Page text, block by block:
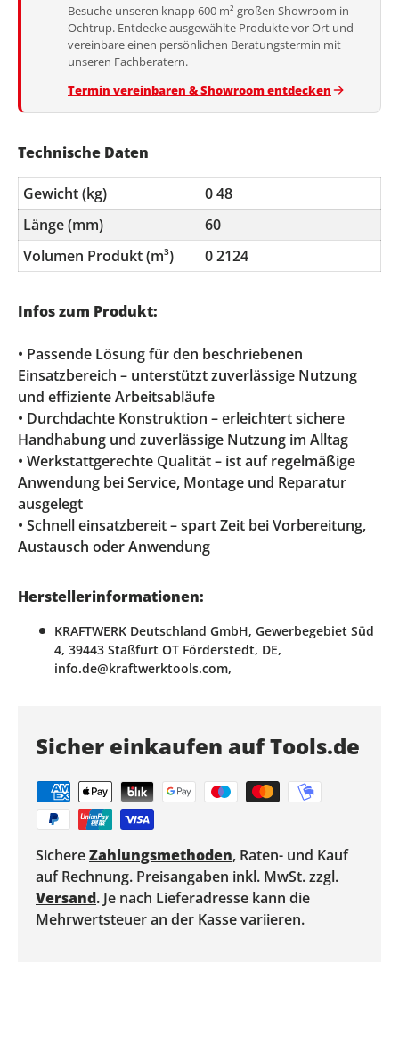
Besuche unseren knapp 600 m² großen Showroom in
Ochtrup. Entdecke ausgewählte Produkte vor Ort und
vereinbare einen persönlichen Beratungstermin mit
unseren Fachberatern.
Termin vereinbaren & Showroom entdecken
Technische Daten
Gewicht (kg)
0 48
Länge (mm)
60
Volumen Produkt (m³)
0 2124
Infos zum Produkt:
• Passende Lösung für den beschriebenen
Einsatzbereich – unterstützt zuverlässige Nutzung
und effiziente Arbeitsabläufe
• Durchdachte Konstruktion – erleichtert sichere
Handhabung und zuverlässige Nutzung im Alltag
• Werkstattgerechte Qualität – ist auf regelmäßige
Anwendung bei Service, Montage und Reparatur
ausgelegt
• Schnell einsatzbereit – spart Zeit bei Vorbereitung,
Austausch oder Anwendung
Herstellerinformationen:
KRAFTWERK Deutschland GmbH, Gewerbegebiet Süd
4, 39443 Staßfurt OT Förderstedt, DE,
info.de@kraftwerktools.com,
Sicher einkaufen auf Tools.de
SichereZahlungsmethoden, Raten- und Kauf
auf Rechnung. Preisangaben inkl. MwSt. zzgl.
Versand. Je nach Lieferadresse kann die
Mehrwertsteuer an der Kasse variieren.